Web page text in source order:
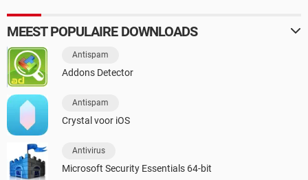
MEEST POPULAIRE DOWNLOADS
Antispam
Addons Detector
Antispam
Crystal voor iOS
Antivirus
Microsoft Security Essentials 64-bit